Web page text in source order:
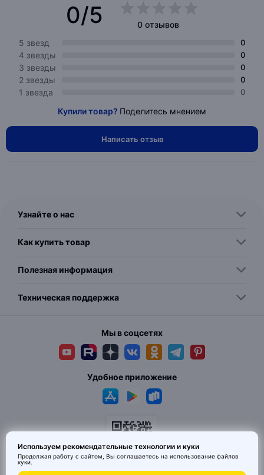
0/5
0 отзывов
5 звезд
0
4 звезды 0
3 звезды 0
2 звезды 0
1 звезда 0
Купили товар? Поделитесь мнением
Написать отзыв
Узнайте о нас
Как купить товар
Полезная информация
Техническая поддержка
Мы в соцсетях
Удобное приложение
Используем рекомендательные технологии и куки
Продолжая работу с сайтом, Вы соглашаетесь на использование файлов
куки.